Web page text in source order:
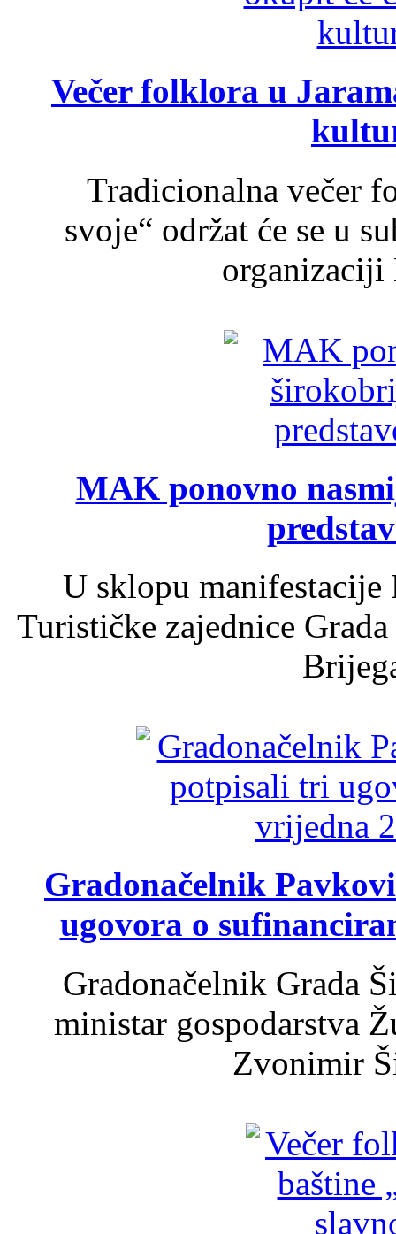
Večer folklora u
Tradicionalna večer
svoje“ održat će se u
organizaciji
MAK ponovno
U sklopu
Turističke zajednice
Gradonačelnik
ugovora o
Gradonačelnik Grada
ministar gospodarstva
Zvonimir